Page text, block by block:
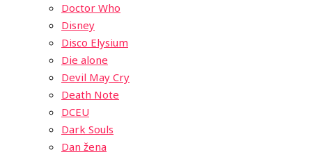
Doctor Who
Disney
Disco Elysium
Die alone
Devil May Cry
Death Note
DCEU
Dark Souls
Dan žena